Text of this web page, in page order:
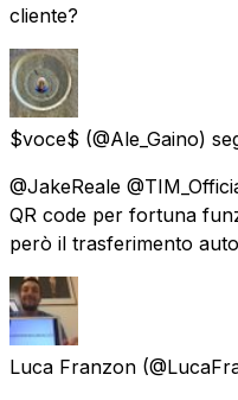
cliente?
$voce$ (@Ale_Gaino)
@JakeReale
QR code per fortuna
però il trasferimento
Luca Franzon